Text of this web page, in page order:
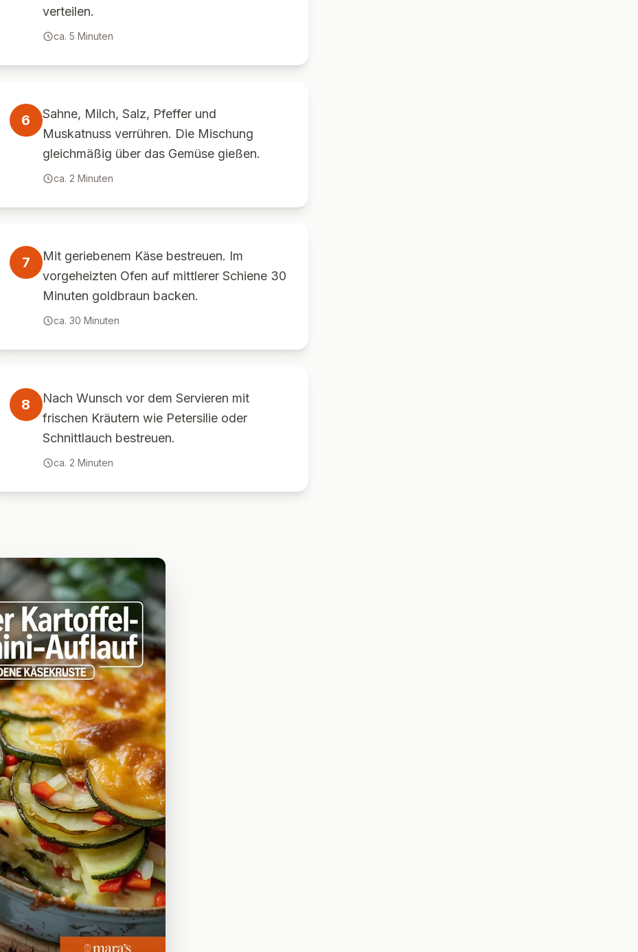
verteilen.
ca. 5 Minuten
6
Sahne, Milch, Salz, Pfeffer und
Muskatnuss verrühren. Die Mischung
gleichmäßig über das Gemüse gießen.
ca. 2 Minuten
7
Mit geriebenem Käse bestreuen. Im
vorgeheizten Ofen auf mittlerer Schiene 30
Minuten goldbraun backen.
ca. 30 Minuten
8
Nach Wunsch vor dem Servieren mit
frischen Kräutern wie Petersilie oder
Schnittlauch bestreuen.
ca. 2 Minuten